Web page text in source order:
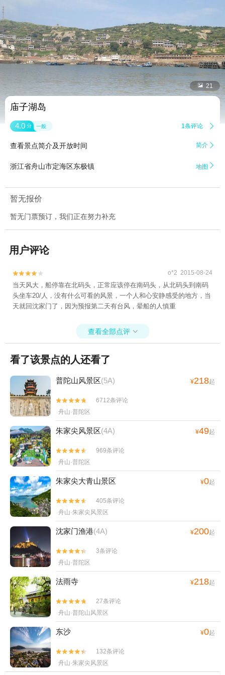
 21
庙子湖岛
4.0 分 一般 1条评论 
查看景点简介及开放时间 简介 
浙江省舟山市定海区东极镇 地图 
暂无报价
暂无门票预订，我们正在努力补充
用户评论

 o*2 2015-08-24
当天风大，船停靠在北码头，正常应该停在南码头，从北码头到南码
头坐车20/人，没有什么可看的风景，一个人和心安静感受的地方，当
天就回沈家门了，因为预报第二天有台风，晕船的人慎重
查看全部点评 
看了该景点的人还看了
普陀山风景区(5A) ¥218起


6712条评论
舟山·普陀区
朱家尖风景区(4A) ¥49起


969条评论
舟山·普陀区
朱家尖大青山景区 ¥0起


405条评论
舟山·朱家尖风景区
沈家门渔港(4A) ¥200起


3条评论
舟山·普陀区
法雨寺 ¥218起


27条评论
舟山·普陀山风景区
东沙 ¥0起


132条评论
舟山·朱家尖风景区